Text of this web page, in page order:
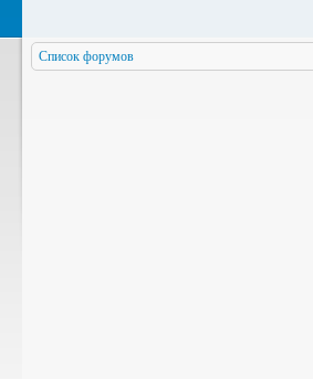
Список форумов